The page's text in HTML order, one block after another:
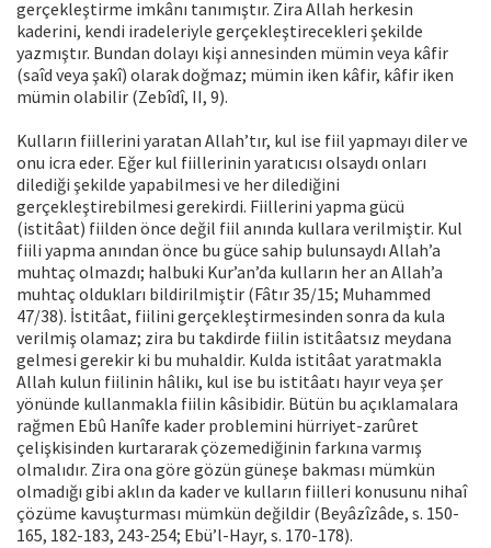
gerçekleştirme imkânı tanımıştır. Zira Allah herkesin
kaderini, kendi iradeleriyle gerçekleştirecekleri şekilde
yazmıştır. Bundan dolayı kişi annesinden mümin veya kâfir
(saîd veya şakî) olarak doğmaz; mümin iken kâfir, kâfir iken
mümin olabilir (Zebîdî, II, 9).
Kulların fiillerini yaratan Allah’tır, kul ise fiil yapmayı diler ve
onu icra eder. Eğer kul fiillerinin yaratıcısı olsaydı onları
dilediği şekilde yapabilmesi ve her dilediğini
gerçekleştirebilmesi gerekirdi. Fiillerini yapma gücü
(istitâat) fiilden önce değil fiil anında kullara verilmiştir. Kul
fiili yapma anından önce bu güce sahip bulunsaydı Allah’a
muhtaç olmazdı; halbuki Kur’an’da kulların her an Allah’a
muhtaç oldukları bildirilmiştir (Fâtır 35/15; Muhammed
47/38). İstitâat, fiilini gerçekleştirmesinden sonra da kula
verilmiş olamaz; zira bu takdirde fiilin istitâatsız meydana
gelmesi gerekir ki bu muhaldir. Kulda istitâat yaratmakla
Allah kulun fiilinin hâlikı, kul ise bu istitâatı hayır veya şer
yönünde kullanmakla fiilin kâsibidir. Bütün bu açıklamalara
rağmen Ebû Hanîfe kader problemini hürriyet-zarûret
çelişkisinden kurtararak çözemediğinin farkına varmış
olmalıdır. Zira ona göre gözün güneşe bakması mümkün
olmadığı gibi aklın da kader ve kulların fiilleri konusunu nihaî
çözüme kavuşturması mümkün değildir (Beyâzîzâde, s. 150-
165, 182-183, 243-254; Ebü’l-Hayr, s. 170-178).